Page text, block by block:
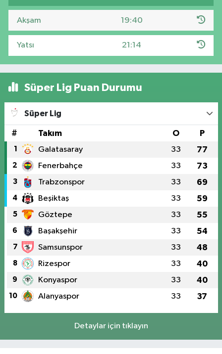
Akşam 19:40
Yatsı 21:14
Süper Lig Puan Durumu
Süper Lig
# Takım O P
1 Galatasaray 33 77
2 Fenerbahçe 33 73
3 Trabzonspor 33 69
4 Beşiktaş 33 59
5 Göztepe 33 55
6 Başakşehir 33 54
7 Samsunspor 33 48
8 Rizespor 33 40
9 Konyaspor 33 40
10 Alanyaspor 33 37
Detaylar için tıklayın